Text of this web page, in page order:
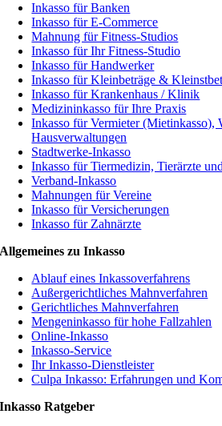
Inkasso für Banken
Inkasso für E-Commerce
Mahnung für Fitness-Studios
Inkasso für Ihr Fitness-Studio
Inkasso für Handwerker
Inkasso für Kleinbeträge &
Inkasso für Krankenhaus / Klinik
Medizininkasso für Ihre Praxis
Inkasso für Vermieter (Mietinkasso),
Hausverwaltungen
Stadtwerke-Inkasso
Inkasso für Tiermedizin, Tierärzte
Verband-Inkasso
Mahnungen für Vereine
Inkasso für Versicherungen
Inkasso für Zahnärzte
Allgemeines zu Inkasso
Ablauf eines Inkassoverfahrens
Außergerichtliches Mahnverfahren
Gerichtliches Mahnverfahren
Mengeninkasso für hohe Fallzahlen
Online-Inkasso
Inkasso-Service
Ihr Inkasso-Dienstleister
Culpa Inkasso: Erfahrungen und
Inkasso Ratgeber